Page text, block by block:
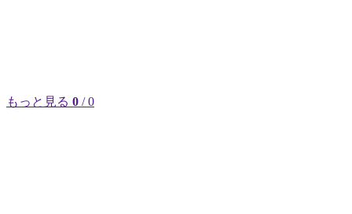
もっと見る 0 / 0